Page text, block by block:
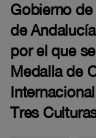
Gobierno
de
por el que
Medalla de
Tres